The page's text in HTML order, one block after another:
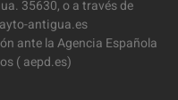
35630, o a través de
antigua.es
ante la Agencia Española
( aepd.es)